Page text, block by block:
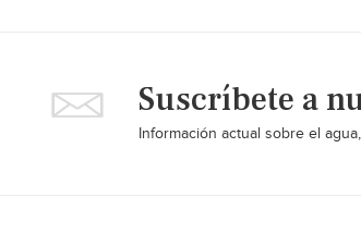
Suscríbete a
Información actual sobre el